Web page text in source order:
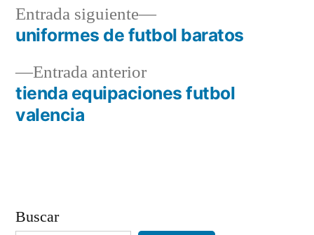
Navegación
de
entradas
Entrada anteriorEntrada
anterior:
tienda equipaciones futbol
valencia
Entrada siguiente
Entrada
siguiente:
uniformes de futbol baratos
Buscar